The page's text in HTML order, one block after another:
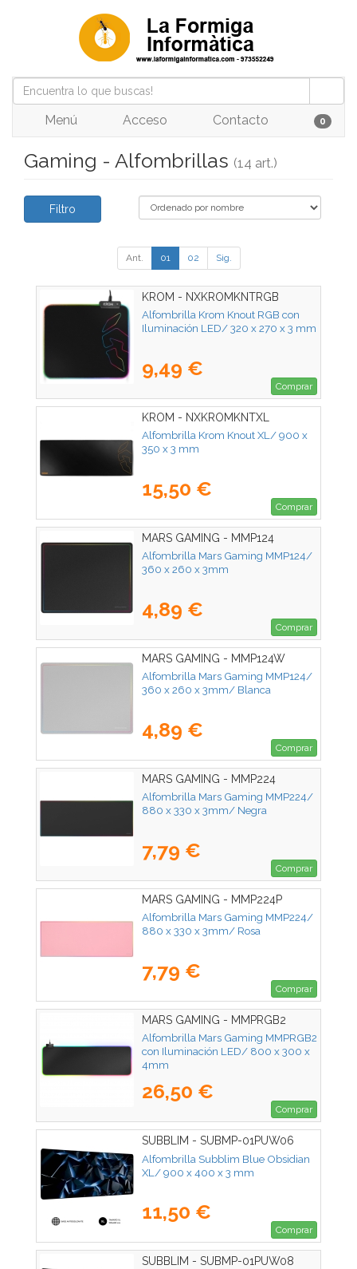
Menú Acceso Contacto 0
Gaming - Alfombrillas (14 art.)
Filtro
Ant. 01 02 Sig.
KROM - NXKROMKNTRGB
Alfombrilla Krom Knout RGB con
Iluminación LED/ 320 x 270 x 3 mm
9,49 €
Comprar
KROM - NXKROMKNTXL
Alfombrilla Krom Knout XL/ 900 x
350 x 3 mm
15,50 €
Comprar
MARS GAMING - MMP124
Alfombrilla Mars Gaming MMP124/
360 x 260 x 3mm
4,89 €
Comprar
MARS GAMING - MMP124W
Alfombrilla Mars Gaming MMP124/
360 x 260 x 3mm/ Blanca
4,89 €
Comprar
MARS GAMING - MMP224
Alfombrilla Mars Gaming MMP224/
880 x 330 x 3mm/ Negra
7,79 €
Comprar
MARS GAMING - MMP224P
Alfombrilla Mars Gaming MMP224/
880 x 330 x 3mm/ Rosa
7,79 €
Comprar
MARS GAMING - MMPRGB2
Alfombrilla Mars Gaming MMPRGB2
con Iluminación LED/ 800 x 300 x
4mm
26,50 €
Comprar
SUBBLIM - SUBMP-01PUW06
Alfombrilla Subblim Blue Obsidian
XL/ 900 x 400 x 3 mm
11,50 €
Comprar
SUBBLIM - SUBMP-01PUW08